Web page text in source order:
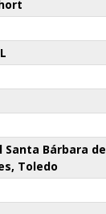
Santa Bárbara de
Toledo